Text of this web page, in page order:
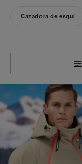
Cazadora de esquí